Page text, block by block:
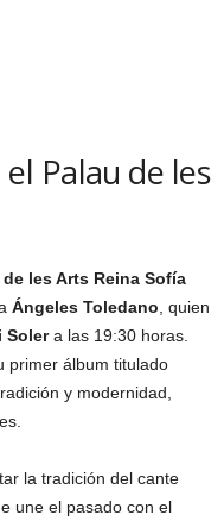
Palau de les
de les Arts Reina Sofía
Ángeles Toledano , quien
Solera las 19:30 horas.
primer álbum titulado
y modernidad,
la tradición del cante
une el pasado con el